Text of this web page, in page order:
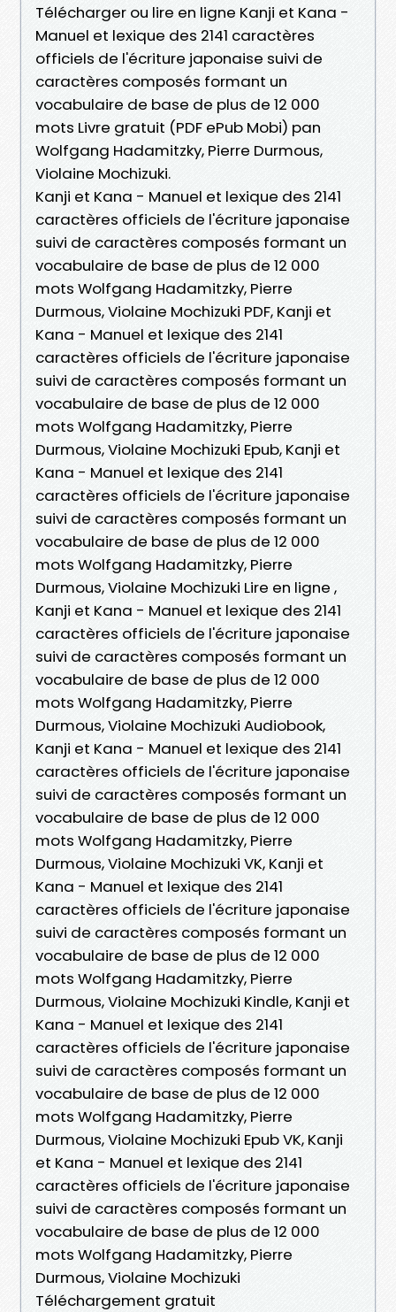
Télécharger ou lire en ligne Kanji et Kana -
Manuel et lexique des 2141 caractères
officiels de l'écriture japonaise suivi de
caractères composés formant un
vocabulaire de base de plus de 12 000
mots Livre gratuit (PDF ePub Mobi) pan
Wolfgang Hadamitzky, Pierre Durmous,
Violaine Mochizuki.
Kanji et Kana - Manuel et lexique des 2141
caractères officiels de l'écriture japonaise
suivi de caractères composés formant un
vocabulaire de base de plus de 12 000
mots Wolfgang Hadamitzky, Pierre
Durmous, Violaine Mochizuki PDF, Kanji et
Kana - Manuel et lexique des 2141
caractères officiels de l'écriture japonaise
suivi de caractères composés formant un
vocabulaire de base de plus de 12 000
mots Wolfgang Hadamitzky, Pierre
Durmous, Violaine Mochizuki Epub, Kanji et
Kana - Manuel et lexique des 2141
caractères officiels de l'écriture japonaise
suivi de caractères composés formant un
vocabulaire de base de plus de 12 000
mots Wolfgang Hadamitzky, Pierre
Durmous, Violaine Mochizuki Lire en ligne ,
Kanji et Kana - Manuel et lexique des 2141
caractères officiels de l'écriture japonaise
suivi de caractères composés formant un
vocabulaire de base de plus de 12 000
mots Wolfgang Hadamitzky, Pierre
Durmous, Violaine Mochizuki Audiobook,
Kanji et Kana - Manuel et lexique des 2141
caractères officiels de l'écriture japonaise
suivi de caractères composés formant un
vocabulaire de base de plus de 12 000
mots Wolfgang Hadamitzky, Pierre
Durmous, Violaine Mochizuki VK, Kanji et
Kana - Manuel et lexique des 2141
caractères officiels de l'écriture japonaise
suivi de caractères composés formant un
vocabulaire de base de plus de 12 000
mots Wolfgang Hadamitzky, Pierre
Durmous, Violaine Mochizuki Kindle, Kanji et
Kana - Manuel et lexique des 2141
caractères officiels de l'écriture japonaise
suivi de caractères composés formant un
vocabulaire de base de plus de 12 000
mots Wolfgang Hadamitzky, Pierre
Durmous, Violaine Mochizuki Epub VK, Kanji
et Kana - Manuel et lexique des 2141
caractères officiels de l'écriture japonaise
suivi de caractères composés formant un
vocabulaire de base de plus de 12 000
mots Wolfgang Hadamitzky, Pierre
Durmous, Violaine Mochizuki
Téléchargement gratuit